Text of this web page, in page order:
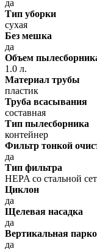
да
Тип уборки
сухая
Без мешка
да
Объем
1.0 л.
Материал трубы
пластик
Труба всасывания
составная
Тип пылесборника
контейнер
Фильтр тонкой
да
Тип фильтра
HEPA со стальной
Циклон
да
Щелевая насадка
да
Вертикальная
да